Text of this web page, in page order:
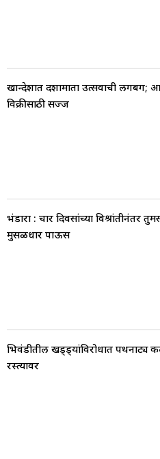
खान्देशात दशामाता उत्सवाची लगबग;
विक्रीसाठी सज्ज
भंडारा : चार दिवसांच्या विश्रांतीनंतर
मुसळधार पाऊस
भिवंडीतील खड्ड्यांविरोधात पथनाट्य
रस्त्यावर